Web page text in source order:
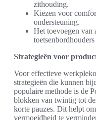
zithouding.
Kiezen voor
ondersteuning.
Het toevoegen van
Strategieën voor
Voor effectieve
strategieën die kunnen
populaire methode is de
blokken van twintig tot
korte pauzes. Dit helpt
vermoeidheid te